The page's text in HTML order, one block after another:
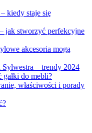
kiedy staje się
jak stworzyć perfekcyjne
akcesoria mogą
– trendy 2024
gałki do mebli?
właściwości i porady